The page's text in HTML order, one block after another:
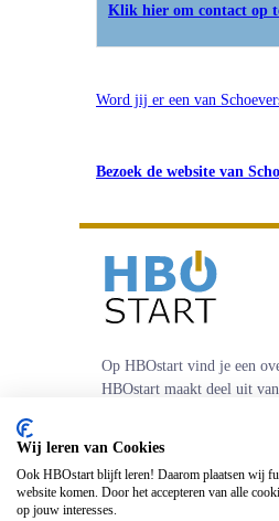
Klik hier om contact op
Word jij er een van
Bezoek de website van
Op HBOstart vind je een
HBOstart maakt deel uit
Wij leren van Cookies
Ook HBOstart blijft leren! Daarom plaatsen wij
website komen. Door het accepteren van alle
op jouw interesses.